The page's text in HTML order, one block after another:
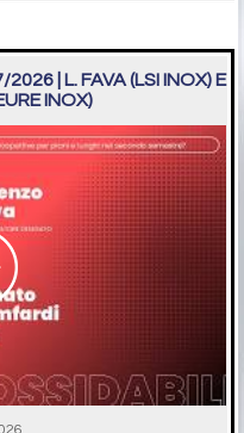
| L. FAVA (LSI INOX) E
INOX)